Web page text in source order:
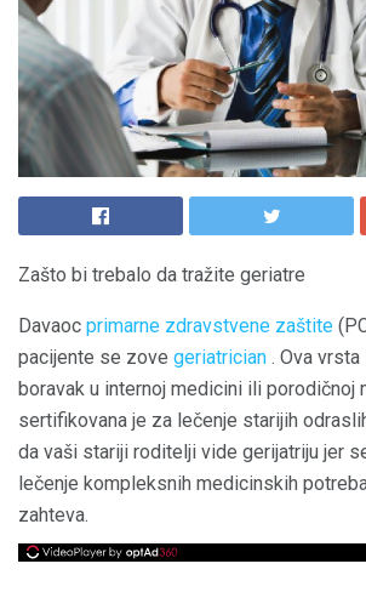
Zašto bi trebalo da tražite geriatre
Davaoc primarne zdravstvene zaštite
pacijente se zove geriatrician . Ova
boravak u internoj medicini ili porodičnoj
sertifikovana je za lečenje starijih
da vaši stariji roditelji vide gerijatriju jer
lečenje kompleksnih medicinskih
zahteva.